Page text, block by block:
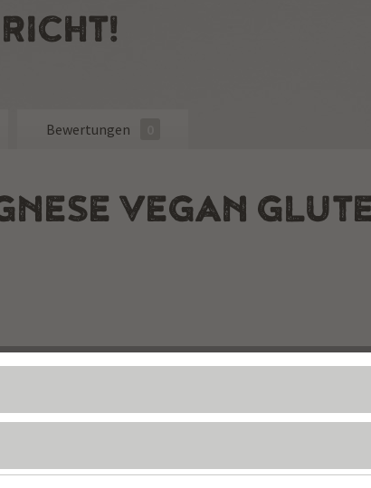
Bewertungen
VEGAN
Gelegentlich umrühren.